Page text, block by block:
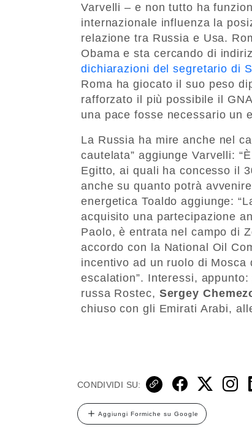
Varvelli – e non tutto ha
internazionale influenza la
relazione tra Russia e Usa.
Obama e sta cercando di
dichiarazioni del segretario di
Roma ha giocato il suo peso
rafforzato il più possibile il
una pace fosse necessario un
La Russia ha mire anche nel
cautelata” aggiunge Varvelli:
Egitto, ai quali ha concesso il
anche su quanto potrà
energetica Toaldo aggiunge:
acquisito una partecipazione
Paolo, è entrata nel campo di
accordo con la National Oil
incentivo ad un ruolo di
escalation”. Interessi,
russa Rostec, Sergey
chiuso con gli Emirati Arabi,
CONDIVIDI SU:
Aggiungi Formiche su Google